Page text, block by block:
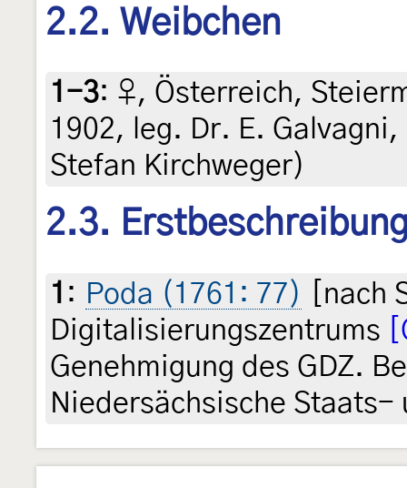
2.2. Weibchen
1-3: ♀, Österreich,
1902, leg. Dr. E.
Stefan Kirchweger)
2.3.
1 : Poda (1761: 77)
[nach
Digitalisierungszentrums
Genehmigung des GDZ.
Niedersächsische